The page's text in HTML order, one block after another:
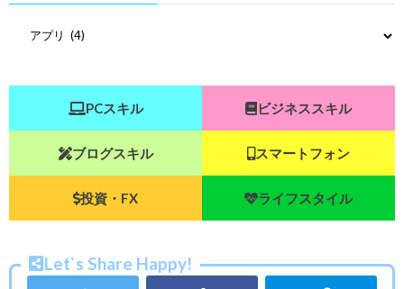
PCスキル ビジネススキル
ブログスキル スマートフォン
投資・FX ライフスタイル
Let`s Share Happy!